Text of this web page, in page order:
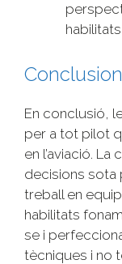
En conclusió,
per a tot pilot
en l’aviació.
decisions sota
treball en
habilitats
se i
tècniques i no